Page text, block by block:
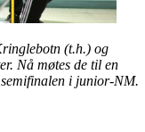
(t.h.) og
Nå møtes de til en
i junior-NM.